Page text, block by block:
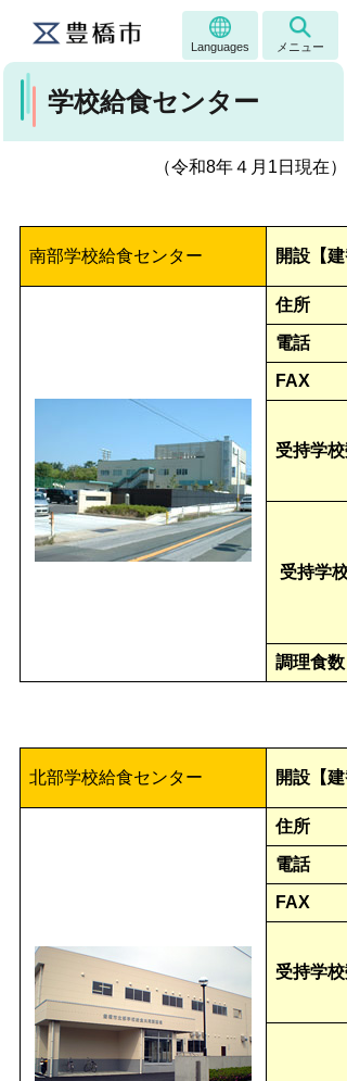
Languages メニュー
学校給食センター
（令和8年４月1日現在）
南部学校給食センター 開設【建
住所
電話
FAX
受持学校
受持学校
調理食数
北部学校給食センター 開設【建
住所
電話
FAX
受持学校